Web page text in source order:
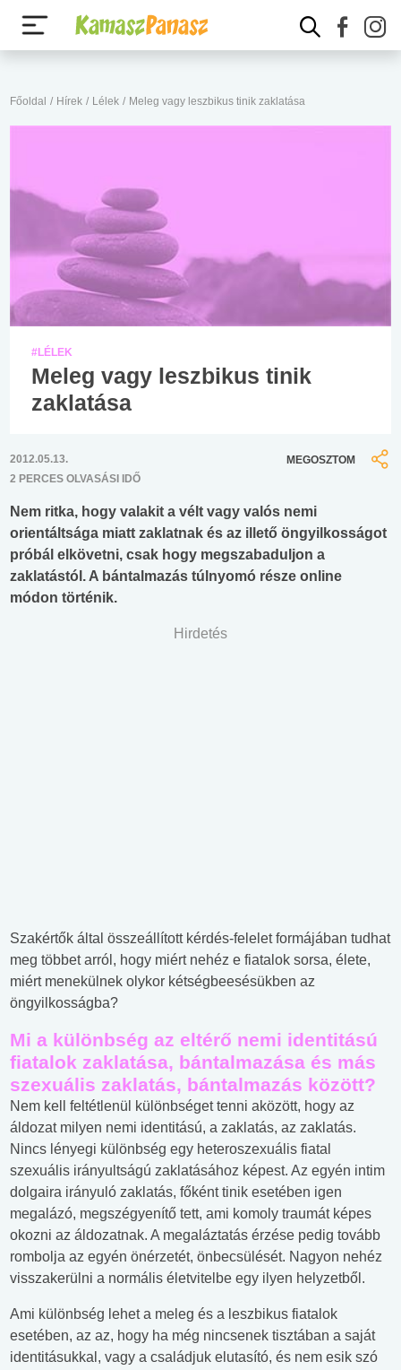
Főoldal / Hírek / Lélek / Meleg vagy leszbikus tinik zaklatása
#LÉLEK
Meleg vagy leszbikus tinik
zaklatása
2012.05.13.
2 PERCES OLVASÁSI IDŐ
MEGOSZTOM
Nem ritka, hogy valakit a vélt vagy valós nemi
orientáltsága miatt zaklatnak és az illető öngyilkosságot
próbál elkövetni, csak hogy megszabaduljon a
zaklatástól. A bántalmazás túlnyomó része online
módon történik.
Hirdetés
Szakértők által összeállított kérdés-felelet formájában tudhat
meg többet arról, hogy miért nehéz e fiatalok sorsa, élete,
miért menekülnek olykor kétségbeesésükben az
öngyilkosságba?
Mi a különbség az eltérő nemi identitású
fiatalok zaklatása, bántalmazása és más
szexuális zaklatás, bántalmazás között?
Nem kell feltétlenül különbséget tenni aközött, hogy az
áldozat milyen nemi identitású, a zaklatás, az zaklatás.
Nincs lényegi különbség egy heteroszexuális fiatal
szexuális irányultságú zaklatásához képest. Az egyén intim
dolgaira irányuló zaklatás, főként tinik esetében igen
megalázó, megszégyenítő tett, ami komoly traumát képes
okozni az áldozatnak. A megaláztatás érzése pedig tovább
rombolja az egyén önérzetét, önbecsülését. Nagyon nehéz
visszakerülni a normális életvitelbe egy ilyen helyzetből.
Ami különbség lehet a meleg és a leszbikus fiatalok
esetében, az az, hogy ha még nincsenek tisztában a saját
identitásukkal, vagy a családjuk elutasító, és nem esik szó